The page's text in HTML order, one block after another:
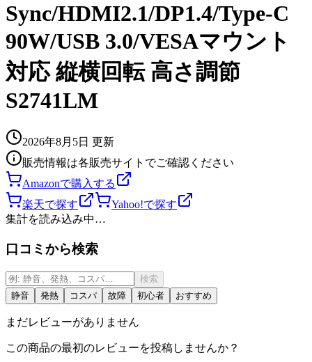
Sync/HDMI2.1/DP1.4/Type-C
90W/USB 3.0/VESAマウント
対応 縦横回転 高さ調節
S2741LM
2026年8月5日 更新
販売情報は各販売サイトでご確認ください
Amazonで購入する
楽天で探す
Yahoo!で探す
集計を読み込み中…
口コミから検索
検索
静音
発熱 コスパ 故障 初心者 おすすめ
まだレビューがありません
この商品の最初のレビューを投稿しませんか？